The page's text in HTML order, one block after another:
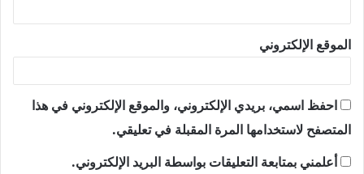
الموقع الإلكتروني
احفظ اسمي، بريدي الإلكتروني، والموقع الإلكتروني في هذا
المتصفح لاستخدامها المرة المقبلة في تعليقي.
أعلمني بمتابعة التعليقات بواسطة البريد الإلكتروني.